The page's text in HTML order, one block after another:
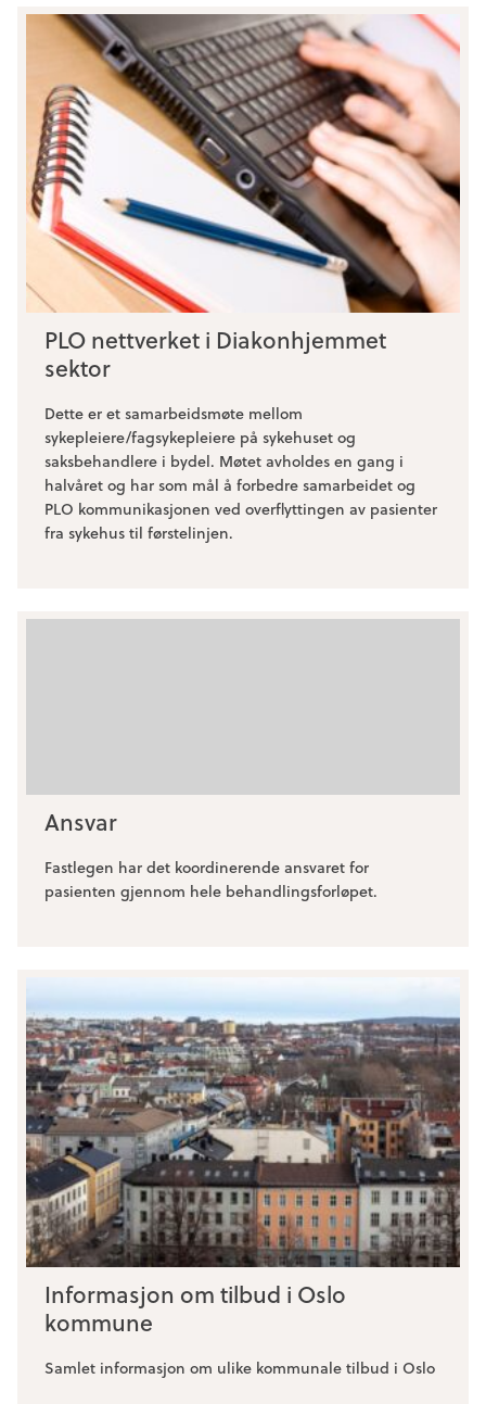
PLO nettverket i Diakonhjemmet
sektor
Dette er et samarbeidsmøte mellom
sykepleiere/fagsykepleiere på sykehuset og
saksbehandlere i bydel. Møtet avholdes en gang i
halvåret og har som mål å forbedre samarbeidet og
PLO kommunikasjonen ved overflyttingen av pasienter
fra sykehus til førstelinjen.
Ansvar
Fastlegen har det koordinerende ansvaret for
pasienten gjennom hele behandlingsforløpet.
Informasjon om tilbud i Oslo
kommune
Samlet informasjon om ulike kommunale tilbud i Oslo